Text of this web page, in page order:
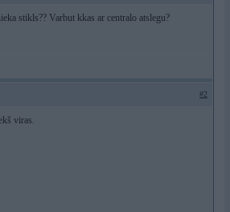
stikls?? Varbut kkas ar centralo atslegu?
#2
viras.